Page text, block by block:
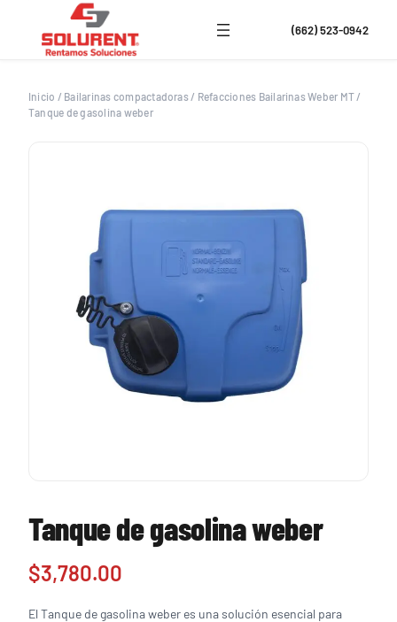
contenido
(662) 523-0942
Inicio / Bailarinas compactadoras/ Refacciones Bailarinas Weber MT /
Tanque de gasolina weber
Tanque de gasolina weber
$3,780.00
El Tanque de gasolina weber es una solución esencial para